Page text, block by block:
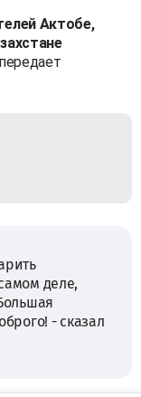
Актобе,
деле,
- сказал